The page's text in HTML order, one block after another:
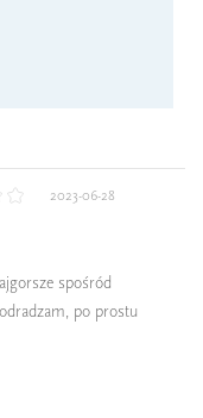
2023-06-28
spośród
po prostu